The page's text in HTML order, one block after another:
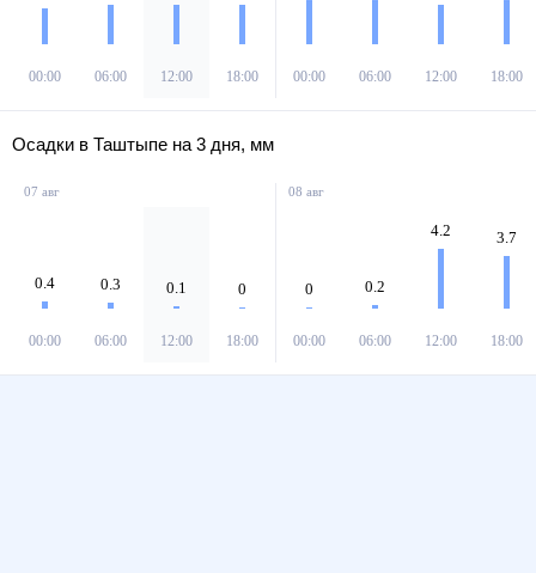
00:00 06:00 12:00 18:00 00:00 06:00 12:00 18:00
Осадки в Таштыпе на 3 дня, мм
07 авг
0.4
00:00
0.3
06:00
0.1
12:00
0
18:00
08 авг
0
00:00
0.2
06:00
4.2
12:00
3.7
18:00